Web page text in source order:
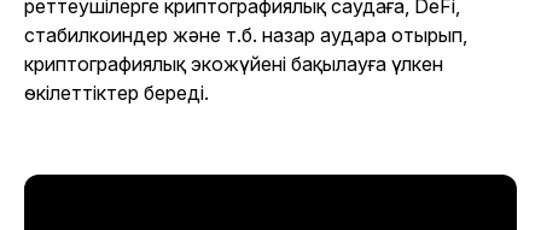
реттеушілерге криптографиялық саудаға, DeFi,
стабилкоиндер және т.б. назар аудара отырып,
криптографиялық экожүйені бақылауға үлкен
өкілеттіктер береді.